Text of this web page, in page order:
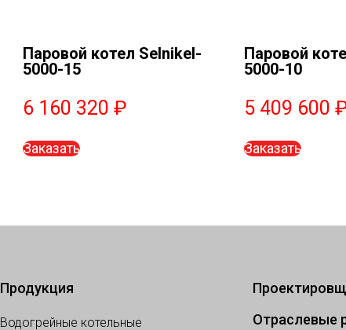
Паровой котел Selnikel-
5000-15
6 160 320 ₽
Заказать
Паровой
5000-10
5 409 600
Заказать
Продукция
Водогрейные котельные
Отраслевые